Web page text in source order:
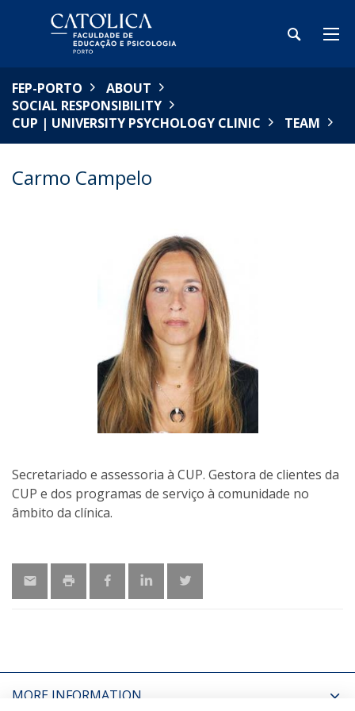
FEP-PORTO
ABOUT
SOCIAL RESPONSIBILITY
CUP | UNIVERSITY PSYCHOLOGY CLINIC
TEAM
Carmo Campelo
Secretariado e assessoria à CUP. Gestora de clientes da
CUP e dos programas de serviço à comunidade no
âmbito da clínica.
MORE INFORMATION